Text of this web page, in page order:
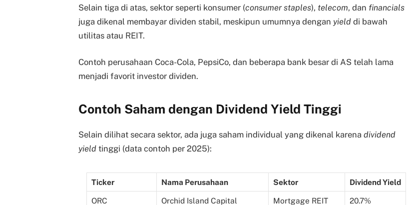
Selain tiga di atas, sektor seperti konsumer (consumer staples), telecom, dan financials
juga dikenal membayar dividen stabil, meskipun umumnya dengan yield di bawah
utilitas atau REIT.
Contoh perusahaan Coca-Cola, PepsiCo, dan beberapa bank besar di AS telah lama
menjadi favorit investor dividen.
Contoh Saham dengan Dividend Yield Tinggi
Selain dilihat secara sektor, ada juga saham individual yang dikenal karena dividend
yield tinggi (data contoh per 2025):
Ticker Nama Perusahaan Sektor Dividend Yield
ORC Orchid Island Capital Mortgage REIT 20.7%